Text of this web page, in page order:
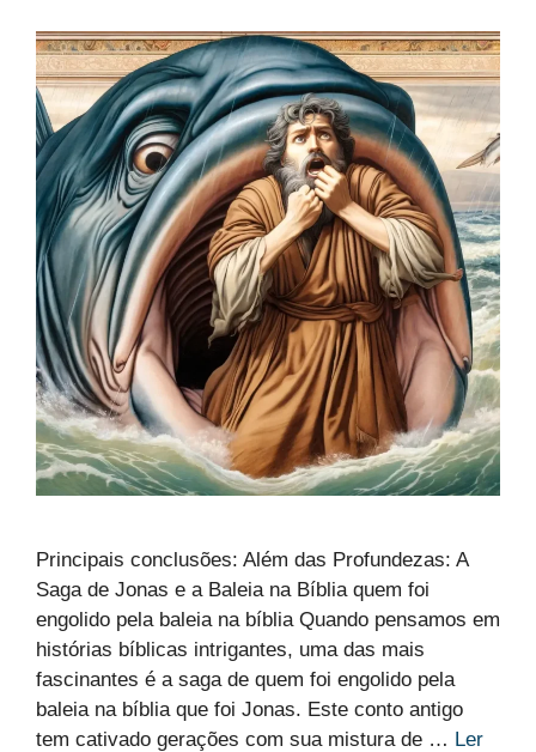
Principais conclusões: Além das Profundezas: A
Saga de Jonas e a Baleia na Bíblia quem foi
engolido pela baleia na bíblia Quando pensamos em
histórias bíblicas intrigantes, uma das mais
fascinantes é a saga de quem foi engolido pela
baleia na bíblia que foi Jonas. Este conto antigo
tem cativado gerações com sua mistura de … Ler